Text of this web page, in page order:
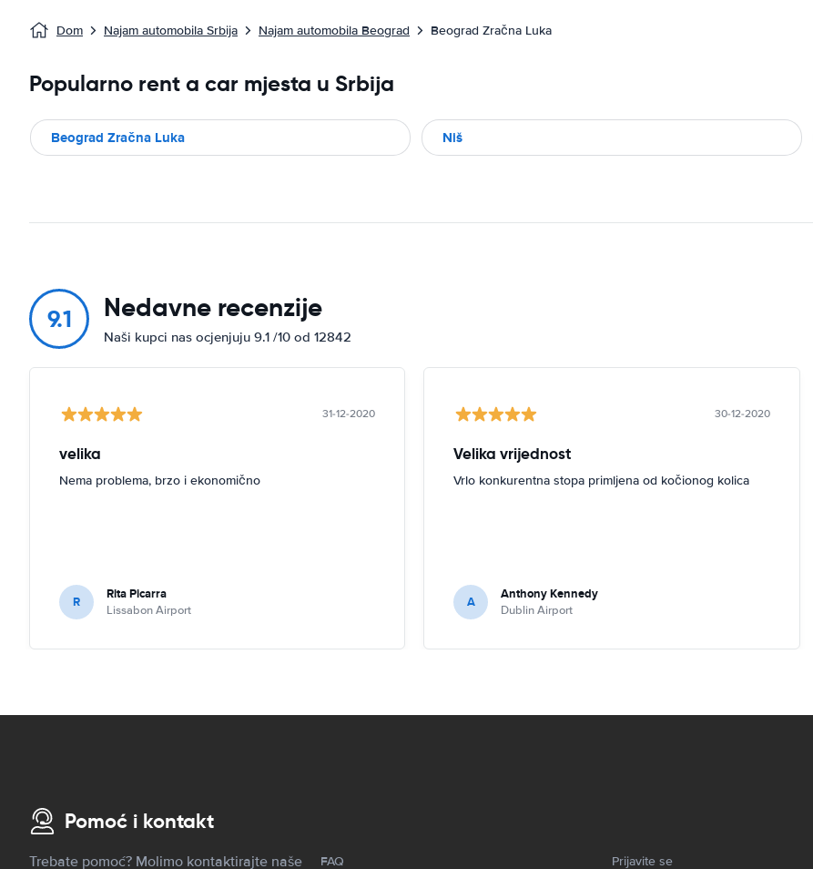
Dom Najam automobila Srbija Najam automobila Beograd Beograd Zračna Luka
Popularno rent a car mjesta u Srbija
Beograd Zračna Luka Niš
9.1 Nedavne recenzije
Naši kupci nas ocjenjuju 9.1 /10 od 12842
31-12-2020
velika
Nema problema, brzo i ekonomično
R Rita Picarra
Lissabon Airport
30-12-2020
Velika vrijednost
Vrlo konkurentna stopa primljena od kočionog kolica
A Anthony Kennedy
Dublin Airport
Pomoć i kontakt
Trebate pomoć? Molimo kontaktirajte naše FAQ Prijavite se